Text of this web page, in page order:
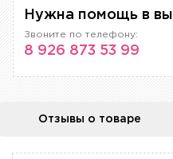
Нужна помощь в
Звоните по телефону:
8 926 873 53 99
Отзывы о товаре